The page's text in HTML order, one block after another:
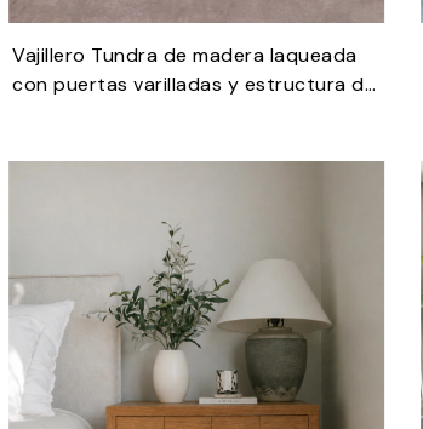
Vajillero Tundra de madera laqueada
con puertas varilladas y estructura de